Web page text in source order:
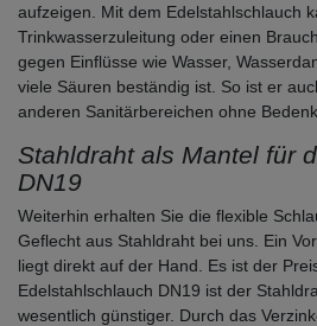
aufzeigen. Mit dem Edelstahlschlauch
Trinkwasserzuleitung oder einen
gegen Einflüsse wie Wasser,
viele Säuren beständig ist. So ist er
anderen Sanitärbereichen ohne
Stahldraht als Mantel für
DN19
Weiterhin erhalten Sie die flexible
Geflecht aus Stahldraht bei uns. Ein
liegt direkt auf der Hand. Es ist der
Edelstahlschlauch DN19 ist der
wesentlich günstiger. Durch das